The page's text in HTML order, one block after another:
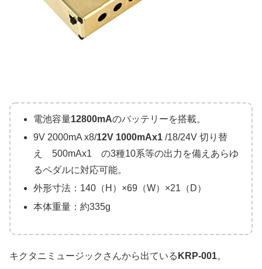
電池容量12800mAのバッテリーを搭載。
9V 2000mA x8/12V 1000mAx1 /18/24V 切り替
え 500mAx1 の3種10系等の出力を備えあらゆ
るペダルに対応可能。
外形寸法：140（H）×69（W）×21（D）
本体重量：約335g
キクタニミュージックさんから出ている KRP-001。